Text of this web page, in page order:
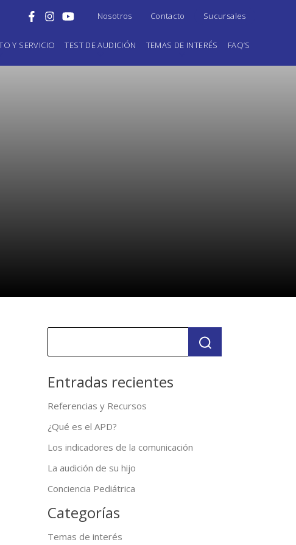
Nosotros Contacto Sucursales
Y SERVICIO TEST DE AUDICIÓN TEMAS DE INTERÉS FAQ’S
Entradas recientes
Referencias y Recursos
¿Qué es el APD?
Los indicadores de la comunicación
La audición de su hijo
Conciencia Pediátrica
Categorías
Temas de interés